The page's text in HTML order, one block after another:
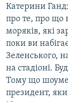
Катерини
про те, про що
моряків, які
поки ви
Зеленського,
на стадіоні.
Тому що
президент,